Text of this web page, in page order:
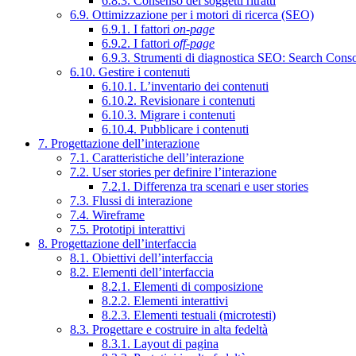
6.9. Ottimizzazione per i motori di ricerca (SEO)
6.9.1. I fattori on-page
6.9.2. I fattori off-page
6.9.3. Strumenti di diagnostica SEO: Search
6.10. Gestire i contenuti
6.10.1. L’inventario dei contenuti
6.10.2. Revisionare i contenuti
6.10.3. Migrare i contenuti
6.10.4. Pubblicare i contenuti
7. Progettazione dell’interazione
7.1. Caratteristiche dell’interazione
7.2. User stories per definire l’interazione
7.2.1. Differenza tra scenari e user stories
7.3. Flussi di interazione
7.4. Wireframe
7.5. Prototipi interattivi
8. Progettazione dell’interfaccia
8.1. Obiettivi dell’interfaccia
8.2. Elementi dell’interfaccia
8.2.1. Elementi di composizione
8.2.2. Elementi interattivi
8.2.3. Elementi testuali (microtesti)
8.3. Progettare e costruire in alta fedeltà
8.3.1. Layout di pagina